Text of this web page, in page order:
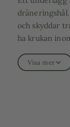
och skyddar
ha krukan
Ytterdiameter:
Visa mer